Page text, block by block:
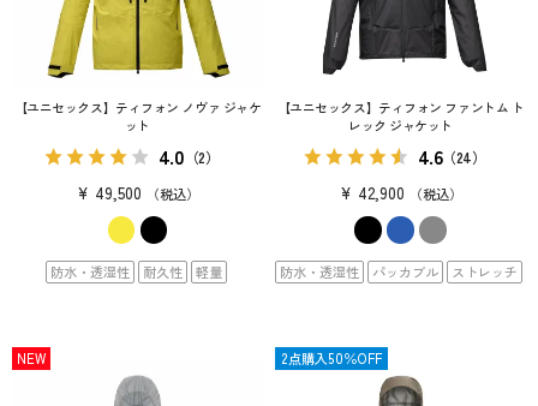
【ユニセックス】ティフォン ノヴァ ジャケ
ット
4.0 （2）
¥ 49,500 税込
防水・透湿性 耐久性 軽量
【ユニセックス】ティフォン ファントム ト
レック ジャケット
4.6（24）
¥ 42,900 税込
防水・透湿性 パッカブル ストレッチ
NEW SALE
2点購入50％OFF